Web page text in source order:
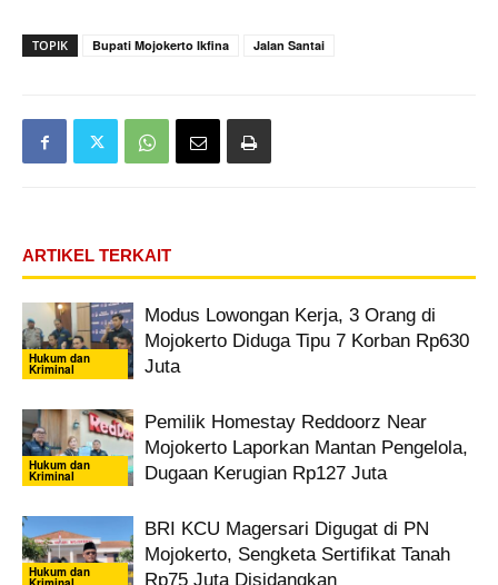
TOPIK Bupati Mojokerto Ikfina Jalan Santai
ARTIKEL TERKAIT
Hukum dan
Kriminal
Modus Lowongan Kerja, 3 Orang di
Mojokerto Diduga Tipu 7 Korban Rp630
Juta
Hukum dan
Kriminal
Pemilik Homestay Reddoorz Near
Mojokerto Laporkan Mantan Pengelola,
Dugaan Kerugian Rp127 Juta
Hukum dan
BRI KCU Magersari Digugat di PN
Mojokerto, Sengketa Sertifikat Tanah
Rp75 Juta Disidangkan